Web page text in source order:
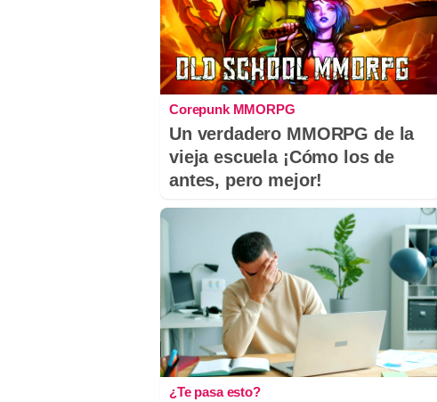
Corepunk MMORPG
Un verdadero MMORPG de la
vieja escuela ¡Cómo los de
antes, pero mejor!
¿Te pasa esto?